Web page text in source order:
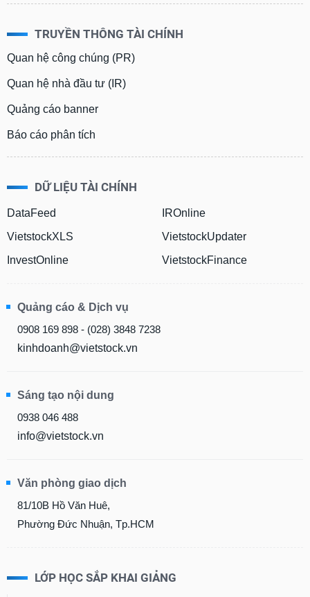
TRUYỀN THÔNG TÀI CHÍNH
Quan hệ công chúng (PR)
Quan hệ nhà đầu tư (IR)
Quảng cáo banner
Báo cáo phân tích
DỮ LIỆU TÀI CHÍNH
DataFeed
VietstockXLS
InvestOnline
IROnline
VietstockUpdater
VietstockFinance
Quảng cáo & Dịch vụ
0908 169 898 - (028) 3848 7238
kinhdoanh@vietstock.vn
Sáng tạo nội dung
0938 046 488
info@vietstock.vn
Văn phòng giao dịch
81/10B Hồ Văn Huê,
Phường Đức Nhuận, Tp.HCM
LỚP HỌC SẮP KHAI GIẢNG